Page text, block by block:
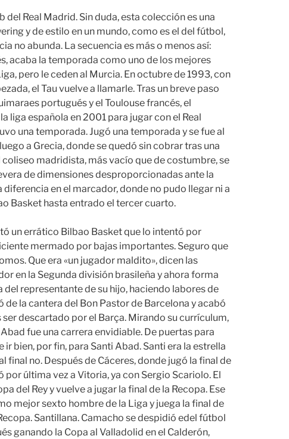
del Real Madrid. Sin duda, esta colección es una
y de estilo en un mundo, como es el del fútbol,
no abunda. La secuencia es más o menos así:
acaba la temporada como uno de los mejores
pero le ceden al Murcia. En octubre de 1993, con
el Tau vuelve a llamarle. Tras un breve paso
portugués y el Toulouse francés, el
liga española en 2001 para jugar con el Real
una temporada. Jugó una temporada y se fue al
a Grecia, donde se quedó sin cobrar tras una
coliseo madridista, más vacío que de costumbre, se
de dimensiones desproporcionadas ante la
en el marcador, donde no pudo llegar ni a
Basket hasta entrado el tercer cuarto.
un errático Bilbao Basket que lo intentó por
mermado por bajas importantes. Seguro que
Que era «un jugador maldito», dicen las
en la Segunda división brasileña y ahora forma
del representante de su hijo, haciendo labores de
de la cantera del Bon Pastor de Barcelona y acabó
ser descartado por el Barça. Mirando su currículum,
fue una carrera envidiable. De puertas para
bien, por fin, para Santi Abad. Santi era la estrella
final no. Después de Cáceres, donde jugó la final de
por última vez a Vitoria, ya con Sergio Scariolo. El
del Rey y vuelve a jugar la final de la Recopa. Ese
mejor sexto hombre de la Liga y juega la final de
Santillana. Camacho se despidió edel fútbol
ganando la Copa al Valladolid en el Calderón,